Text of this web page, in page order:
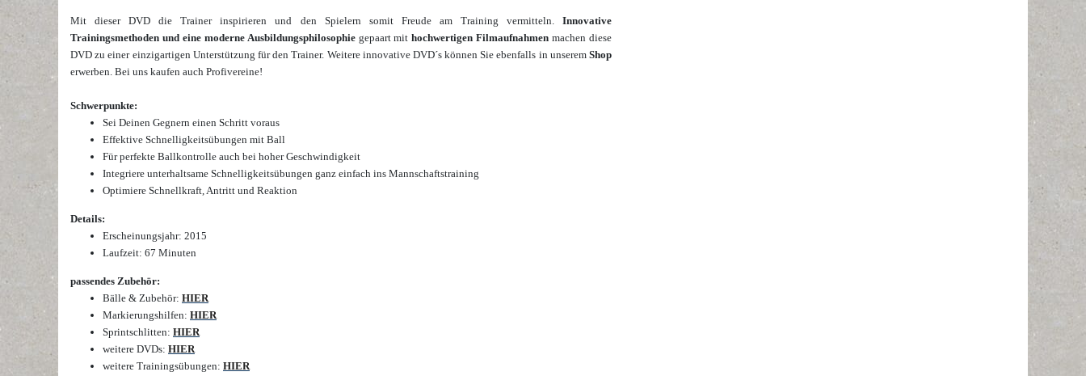
Mit dieser DVD die Trainer inspirieren und den Spielern somit Freude am Training vermitteln. Innovative
Trainingsmethoden und eine moderne Ausbildungsphilosophiegepaart mithochwertigen Filmaufnahmen machen diese
DVD zu einer einzigartigen Unterstützung für den Trainer. Weitere innovative DVD´s können Sie ebenfalls in unserem Shop
erwerben. Bei uns kaufen auch Profivereine!
Schwerpunkte:
Sei Deinen Gegnern einen Schritt voraus
Effektive Schnelligkeitsübungen mit Ball
Für perfekte Ballkontrolle auch bei hoher Geschwindigkeit
Integriere unterhaltsame Schnelligkeitsübungen ganz einfach ins Mannschaftstraining
Optimiere Schnellkraft, Antritt und Reaktion
Details:
Erscheinungsjahr: 2015
Laufzeit: 67 Minuten
passendes Zubehör:
Bälle & Zubehör: HIER
Markierungshilfen: HIER
Sprintschlitten: HIER
weitere DVDs: HIER
weitere Trainingsübungen: HIER